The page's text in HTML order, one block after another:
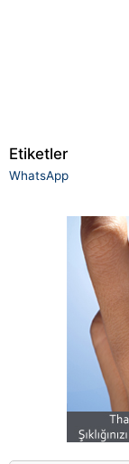
Etiketler
WhatsApp